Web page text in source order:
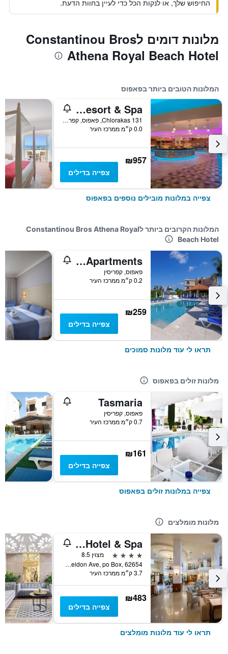
החיפוש שלך, או לנקות הכל כדי לעיין בחוות הדעת.
מלונות דומים לConstantinou Bros
Athena Royal Beach Hotel
המלונות הטובים ביותר בפאפוס
Azia Resort & Spa
131 Chlorakas, פאפוס, קפריסין
0.0 ק״מ ממרכז העיר
₪957
צפייה בדילים
צפייה במלונות מובילים נוספים בפאפוס
המלונות הקרובים ביותר לConstantinou Bros Athena Royal
Beach Hotel
Pandream Hotel Apartments
פאפוס, קפריסין
0.2 ק״מ ממרכז העיר
₪259
צפייה בדילים
תראו לי עוד מלונות סמוכים
מלונות זולים בפאפוס
Tasmaria
פאפוס, קפריסין
0.7 ק״מ ממרכז העיר
₪161
צפייה בדילים
צפייה במלונות זולים בפאפוס
מלונות מומלצים
Aquamare Beach Hotel & Spa
4 כוכבים
מצוין 8.5
Poseidon Ave, po Box, 62654, פאפוס, קפריסין
3.7 ק״מ ממרכז העיר
₪483
צפייה בדילים
תראו לי עוד מלונות מומלצים